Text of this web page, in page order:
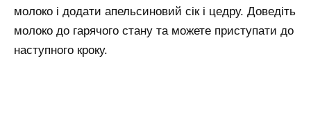
молоко і додати апельсиновий сік і цедру. Доведіть
молоко до гарячого стану та можете приступати до
наступного кроку.